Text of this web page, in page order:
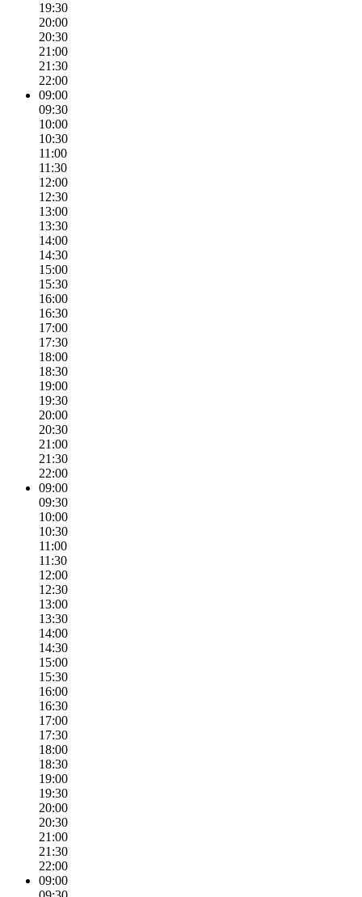
19:30
20:00
20:30
21:00
21:30
22:00
09:00
09:30
10:00
10:30
11:00
11:30
12:00
12:30
13:00
13:30
14:00
14:30
15:00
15:30
16:00
16:30
17:00
17:30
18:00
18:30
19:00
19:30
20:00
20:30
21:00
21:30
22:00
09:00
09:30
10:00
10:30
11:00
11:30
12:00
12:30
13:00
13:30
14:00
14:30
15:00
15:30
16:00
16:30
17:00
17:30
18:00
18:30
19:00
19:30
20:00
20:30
21:00
21:30
22:00
09:00